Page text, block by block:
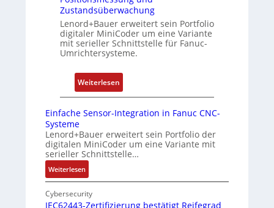
e
r
e
n
s
b
e
r
P
i
r
t
P
i
o
n
s
e
Zustandsüberwachung
Lenord+Bauer erweitert sein Portfolio
digitaler MiniCoder um eine Variante
mit serieller Schnittstelle für Fanuc-
Umrichtersysteme.
Weiterlesen
D
h
g
e
e
Einfache Sensor-Integration in Fanuc CNC-
Systeme
Lenord+Bauer erweitert sein Portfolio der
digitalen MiniCoder um eine Variante mit
serieller Schnittstelle…
Weiterlesen:
E
i
n
Cybersecurity
IEC62443-Zertifizierung bestätigt Reifegrad